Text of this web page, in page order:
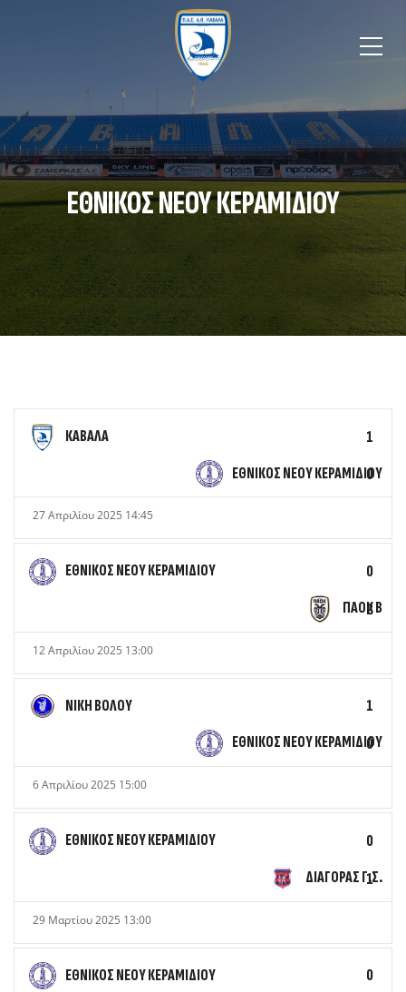
ΕΘΝΙΚΟΣ ΝΕΟΥ ΚΕΡΑΜΙΔΙΟΥ
ΚΑΒΑΛΑ
1
ΕΘΝΙΚΟΣ ΝΕΟΥ ΚΕΡΑΜΙΔΙΟΥ
0
27 Απριλίου 2025 14:45
ΕΘΝΙΚΟΣ ΝΕΟΥ ΚΕΡΑΜΙΔΙΟΥ
0
ΠΑΟΚ Β
2
12 Απριλίου 2025 13:00
ΝΙΚΗ ΒΟΛΟΥ
1
ΕΘΝΙΚΟΣ ΝΕΟΥ ΚΕΡΑΜΙΔΙΟΥ
0
6 Απριλίου 2025 15:00
ΕΘΝΙΚΟΣ ΝΕΟΥ ΚΕΡΑΜΙΔΙΟΥ
0
ΔΙΑΓΟΡΑΣ Γ.Σ.
1
29 Μαρτίου 2025 13:00
ΕΘΝΙΚΟΣ ΝΕΟΥ ΚΕΡΑΜΙΔΙΟΥ
0